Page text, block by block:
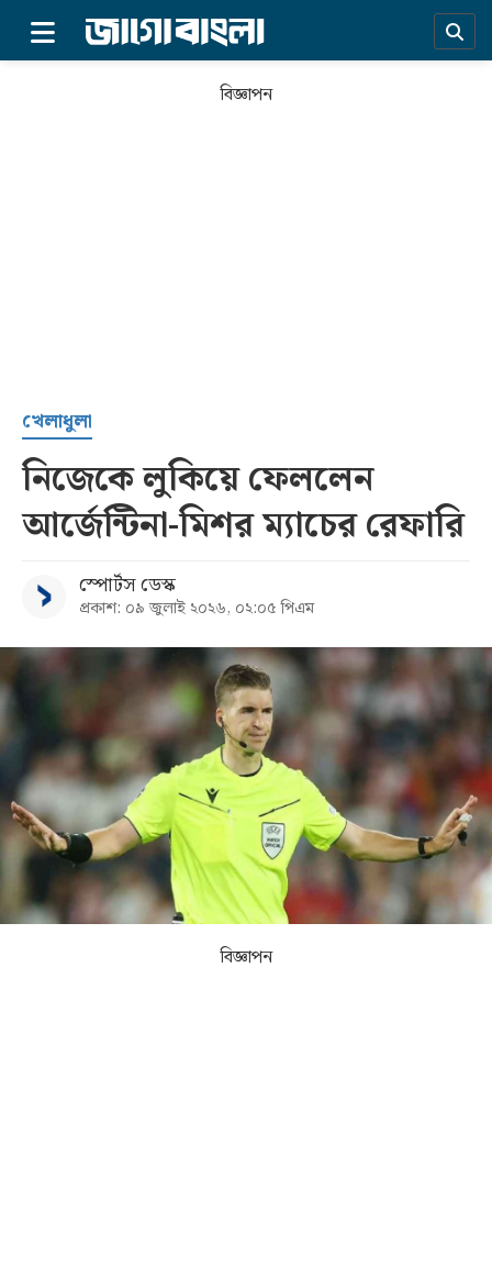
সর্বশেষ
বিভাগ
আর্কাইভ
কনভার্টার
বিজ্ঞাপন
খেলাধুলা
নিজেকে লুকিয়ে ফেললেন
আর্জেন্টিনা-মিশর ম্যাচের রেফারি
স্পোর্টস ডেস্ক
প্রকাশ: ০৯ জুলাই ২০২৬, ০২:০৫ পিএম
বিজ্ঞাপন